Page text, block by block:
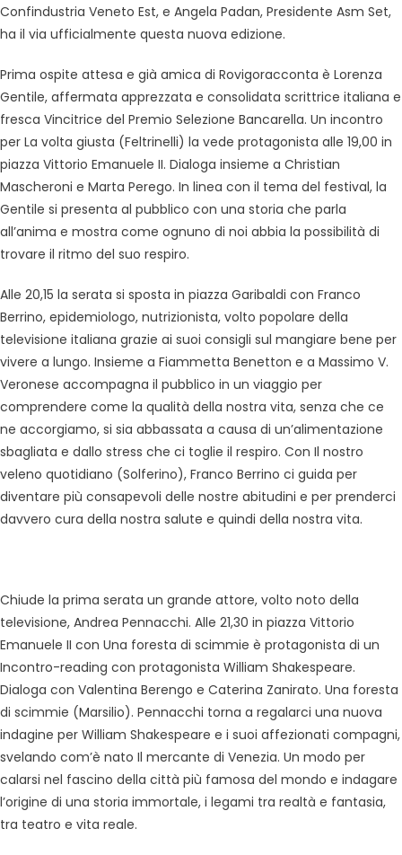
Confindustria Veneto Est, e Angela Padan, Presidente Asm Set,
ha il via ufficialmente questa nuova edizione.
Prima ospite attesa e già amica di Rovigoracconta è Lorenza
Gentile, affermata apprezzata e consolidata scrittrice italiana e
fresca Vincitrice del Premio Selezione Bancarella. Un incontro
per La volta giusta (Feltrinelli) la vede protagonista alle 19,00 in
piazza Vittorio Emanuele II. Dialoga insieme a Christian
Mascheroni e Marta Perego. In linea con il tema del festival, la
Gentile si presenta al pubblico con una storia che parla
all’anima e mostra come ognuno di noi abbia la possibilità di
trovare il ritmo del suo respiro.
Alle 20,15 la serata si sposta in piazza Garibaldi con Franco
Berrino, epidemiologo, nutrizionista, volto popolare della
televisione italiana grazie ai suoi consigli sul mangiare bene per
vivere a lungo. Insieme a Fiammetta Benetton e a Massimo V.
Veronese accompagna il pubblico in un viaggio per
comprendere come la qualità della nostra vita, senza che ce
ne accorgiamo, si sia abbassata a causa di un’alimentazione
sbagliata e dallo stress che ci toglie il respiro. Con Il nostro
veleno quotidiano (Solferino), Franco Berrino ci guida per
diventare più consapevoli delle nostre abitudini e per prenderci
davvero cura della nostra salute e quindi della nostra vita.
Chiude la prima serata un grande attore, volto noto della
televisione, Andrea Pennacchi. Alle 21,30 in piazza Vittorio
Emanuele II con Una foresta di scimmie è protagonista di un
Incontro-reading con protagonista William Shakespeare.
Dialoga con Valentina Berengo e Caterina Zanirato. Una foresta
di scimmie (Marsilio). Pennacchi torna a regalarci una nuova
indagine per William Shakespeare e i suoi affezionati compagni,
svelando com’è nato Il mercante di Venezia. Un modo per
calarsi nel fascino della città più famosa del mondo e indagare
l’origine di una storia immortale, i legami tra realtà e fantasia,
tra teatro e vita reale.